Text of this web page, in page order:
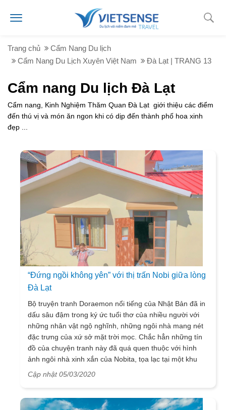
Trang chủ
Cẩm Nang Du lịch
Cẩm Nang Du Lịch Xuyên Việt Nam
Đà Lạt | TRANG 13
Cẩm nang Du lịch Đà Lạt
Cẩm nang, Kinh Nghiệm Thăm Quan Đà Lạt giới thiệu các điểm
đến thú vị và món ăn ngon khi có dịp đến thành phố hoa xinh
đẹp ...
“Đứng ngồi không yên” với thị trấn Nobi giữa lòng
Đà Lạt
Bộ truyện tranh Doraemon nổi tiếng của Nhật Bản đã in
dấu sâu đậm trong ký ức tuổi thơ của nhiều người với
những nhân vật ngộ nghĩnh, những ngôi nhà mang nét
đặc trưng của xứ sở mặt trời mọc. Chắc hẳn những tín
đồ của chuyện tranh này đã quá quen thuộc với hình
ảnh ngôi nhà xinh xắn của Nobita, tọa lạc tại một khu
ngoại ô thủ đô Tokyo. Ngày nay, bạn hoàn toàn có thể
NOBI ở Đà Lạt. Sở hữu phông nền “sống ảo” cực chất,
Cập nhật 05/03/2020